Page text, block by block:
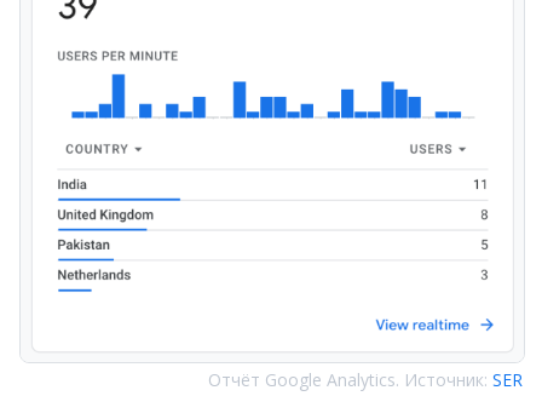
Отчёт Google Analytics. Источник: SER